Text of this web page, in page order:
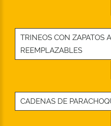
TRINEOS CON ZAPATOS
REEMPLAZABLES
CADENAS DE